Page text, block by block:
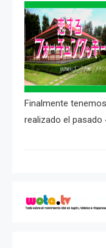
Finalmente
realizado el pasado